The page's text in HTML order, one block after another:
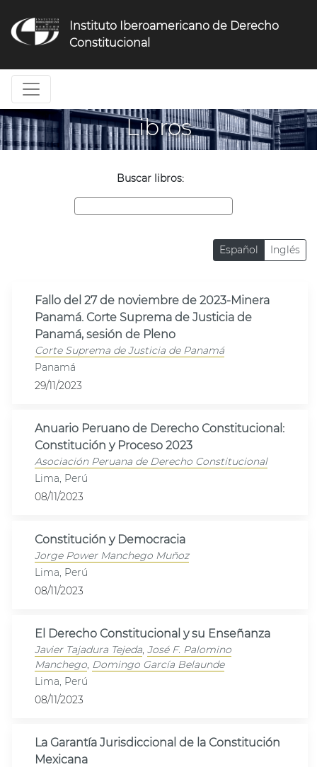
navigation
Instituto Iberoamericano de Derecho
Constitucional
Libros
Buscar libros:
Español Inglés
Fallo del 27 de noviembre de 2023-Minera
Panamá. Corte Suprema de Justicia de
Panamá, sesión de Pleno
Corte Suprema de Justicia de Panamá
Panamá
29/11/2023
Anuario Peruano de Derecho Constitucional:
Constitución y Proceso 2023
Asociación Peruana de Derecho Constitucional
Lima, Perú
08/11/2023
Constitución y Democracia
Jorge Power Manchego Muñoz
Lima, Perú
08/11/2023
El Derecho Constitucional y su Enseñanza
Javier Tajadura Tejeda, José F. Palomino
Manchego, Domingo García Belaunde
Lima, Perú
08/11/2023
La Garantía Jurisdiccional de la Constitución
Mexicana